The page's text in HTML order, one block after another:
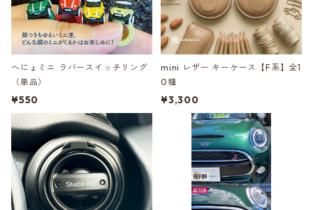
へにょミニ ラバースイッチリング
（単品）
¥550
mini レザー キーケース【F系】全1
0種
¥3,300